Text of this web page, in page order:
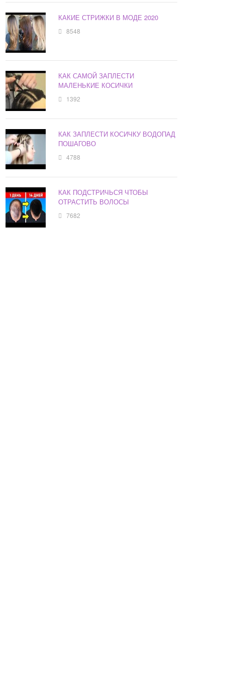
КАКИЕ СТРИЖКИ В МОДЕ 2020
8548
КАК САМОЙ ЗАПЛЕСТИ
МАЛЕНЬКИЕ КОСИЧКИ
1392
КАК ЗАПЛЕСТИ КОСИЧКУ ВОДОПАД
ПОШАГОВО
4788
КАК ПОДСТРИЧЬСЯ ЧТОБЫ
ОТРАСТИТЬ ВОЛОСЫ
7682